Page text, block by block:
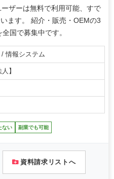
ザーは無料で利用可能、すで
ます。 紹介・販売・OEMの3
国で募集中です。
/ 情報システム
】
ない 副業でも可能
資料請求リストへ